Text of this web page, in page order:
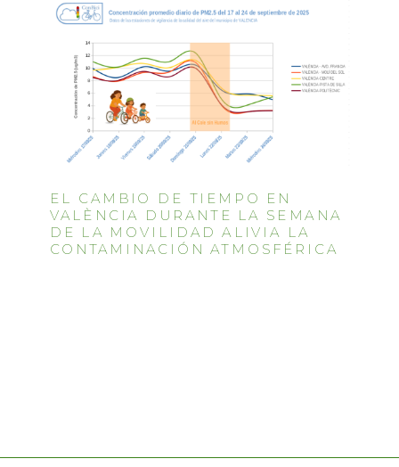
EL CAMBIO DE TIEMPO EN
VALÈNCIA DURANTE LA SEMANA
DE LA MOVILIDAD ALIVIA LA
CONTAMINACIÓN ATMOSFÉRICA